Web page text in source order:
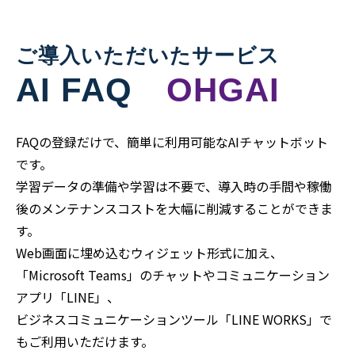
ご導入いただいたサービス
AI FAQ OHGAI
FAQの登録だけで、簡単に利用可能なAIチャットボット
です。
学習データの準備や学習は不要で、導入時の手間や稼働
後のメンテナンスコストを大幅に削減することができま
す。
Web画面に埋め込むウィジェット形式に加え、
「Microsoft Teams」のチャットやコミュニケーション
アプリ「LINE」、
ビジネスコミュニケーションツール「LINE WORKS」で
もご利用いただけます。